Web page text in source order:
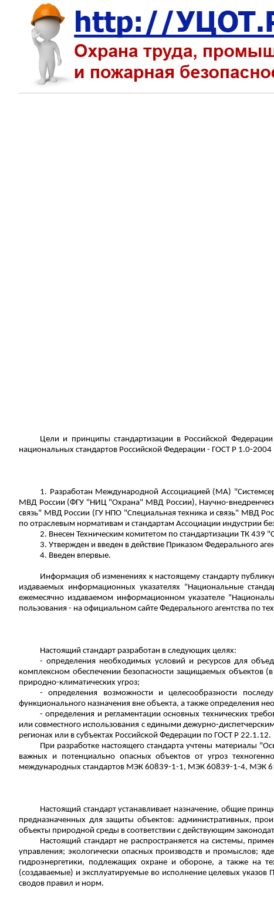
Цели и принципы стандартизации в Российской
национальных стандартов Российской Федерации - ГОСТ Р 1.0-2004
1. Разработан Международной Ассоциацией (МА) "
МВД России (ФГУ "НИЦ "Охрана" МВД России), Научно-
связь" МВД России (ГУ НПО "Специальная техника и связь" МВД
по отраслевым нормативам и стандартам Ассоциации индустрии
2. Внесен Техническим комитетом по стандартизации ТК 439
3. Утвержден и введен в действие Приказом Федерального
4. Введен впервые.
Информация об изменениях к настоящему стандарту
издаваемых информационных указателях "Национальные
ежемесячно издаваемом информационном указателе
пользования - на официальном сайте Федерального агентства по
Настоящий стандарт разработан в следующих целях:
- определения необходимых условий и ресурсов для
комплексном обеспечении безопасности защищаемых объектов
природно-климатических угроз;
- определения возможности и целесообразности
функционального назначения вне объекта, а также определения
- определения и регламентации основных технических
или совместного использования с едиными дежурно-
регионах или в субъектах Российской Федерации по ГОСТ Р 22.1.12.
При разработке настоящего стандарта учтены материалы
важных и потенциально опасных объектов от угроз
международных стандартов МЭК 60839-1-1, МЭК 60839-1-4,
Настоящий стандарт устанавливает назначение, общие
предназначенных для защиты объектов: административных,
объекты природной среды в соответствии с действующим
Настоящий стандарт не распространяется на системы,
управления; экологически опасных производств и промыслов;
гидроэнергетики, подлежащих охране и обороне, а также на
(создаваемые) и эксплуатируемые во исполнение целевых
сводов правил и норм.